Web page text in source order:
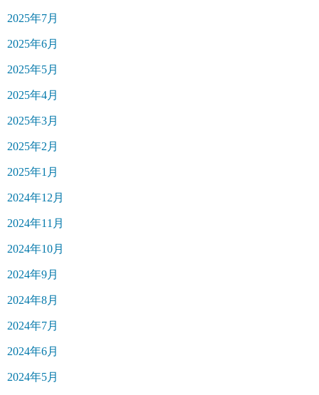
2025年7月
2025年6月
2025年5月
2025年4月
2025年3月
2025年2月
2025年1月
2024年12月
2024年11月
2024年10月
2024年9月
2024年8月
2024年7月
2024年6月
2024年5月